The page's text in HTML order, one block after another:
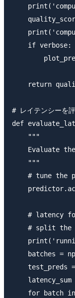
    if verbose:
return
# レイテンシーを
def
    """
Evaluate
    """
# tune the
# latency
# split the
batches =
test_preds
latency_sum
for batch